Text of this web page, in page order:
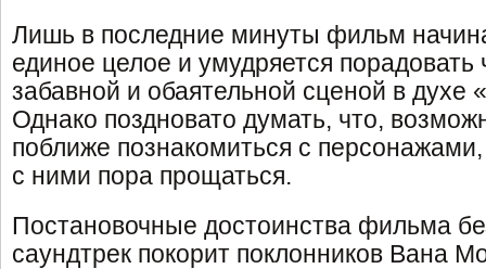
Лишь в последние минуты фильм
единое целое и умудряется порадовать
забавной и обаятельной сценой в духе
Однако поздновато думать, что,
поближе познакомиться с персонажами,
с ними пора прощаться.
Постановочные достоинства фильма
саундтрек покорит поклонников Вана